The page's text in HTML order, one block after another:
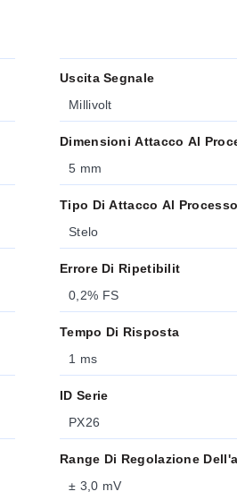
Uscita Segnale
Millivolt
Dimensioni Attacco Al
5 mm
Tipo Di Attacco Al Processo
Stelo
Errore Di Ripetibilit
0,2% FS
Tempo Di Risposta
1 ms
ID Serie
PX26
Range Di Regolazione
± 3,0 mV